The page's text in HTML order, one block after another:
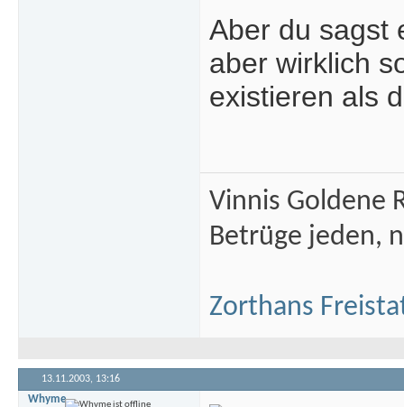
Aber du sagst
aber wirklich
existieren als
Vinnis Goldene
Betrüge jeden,
Zorthans
13.11.2003, 13:16
Whyme